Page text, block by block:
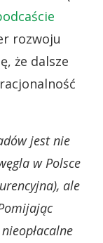
rozwoju
że dalsze
jest nie
w Polsce
ale